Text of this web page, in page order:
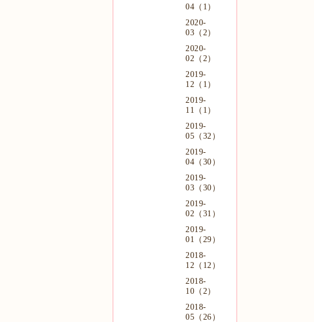
04（1）
2020-
03（2）
2020-
02（2）
2019-
12（1）
2019-
11（1）
2019-
05（32）
2019-
04（30）
2019-
03（30）
2019-
02（31）
2019-
01（29）
2018-
12（12）
2018-
10（2）
2018-
05（26）